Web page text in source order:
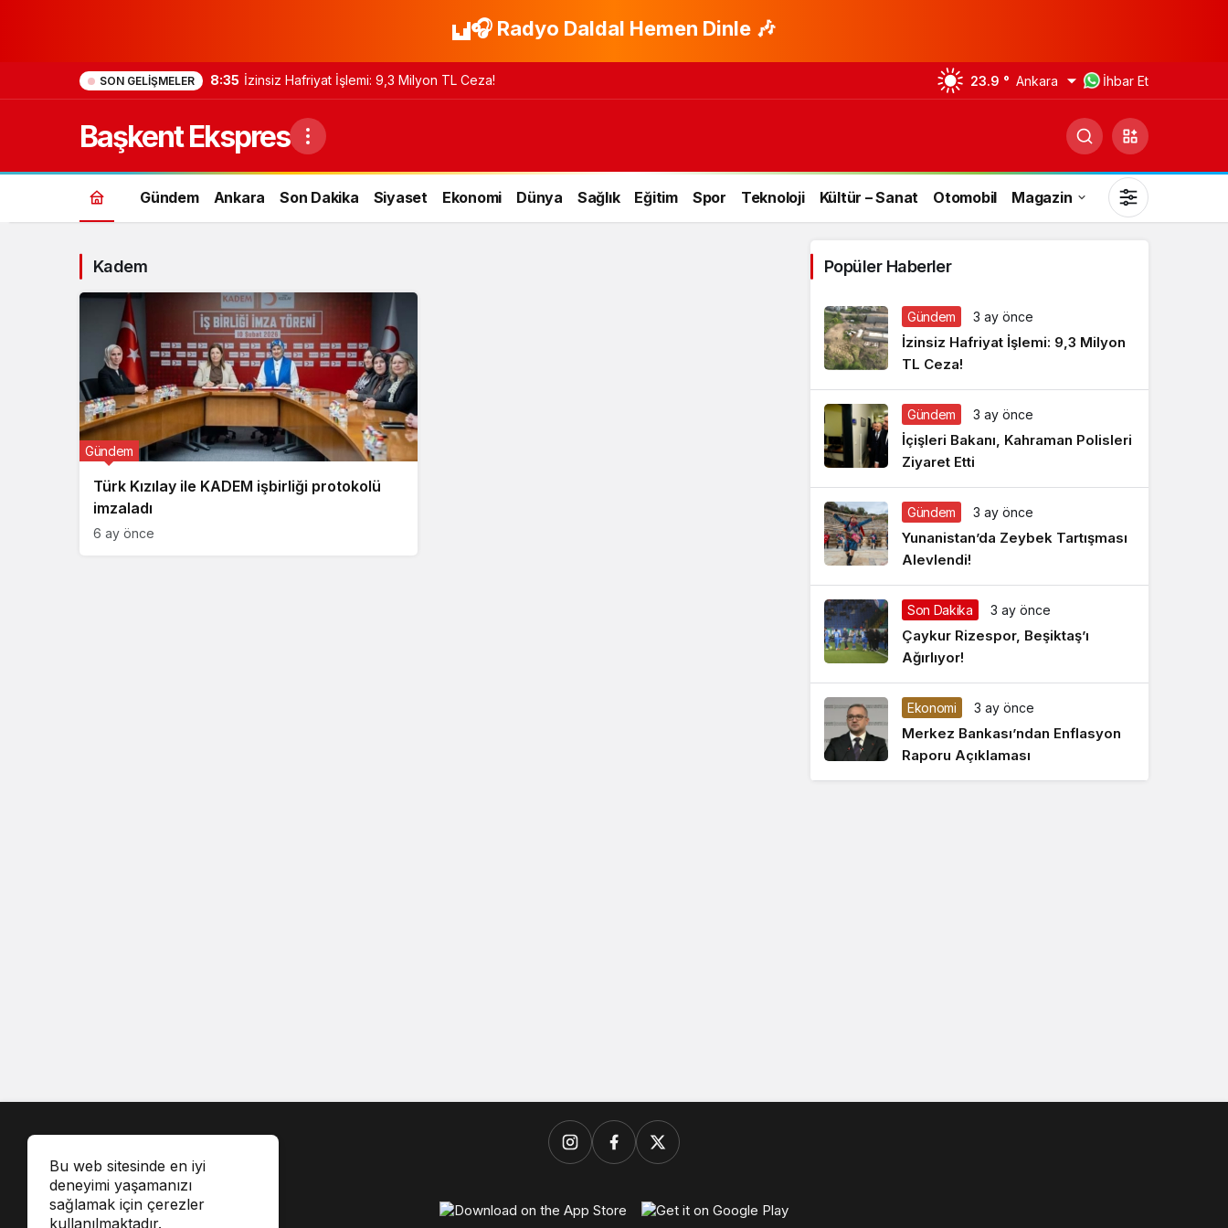
🎧 Radyo Daldal Hemen Dinle 🎶
SON GELIŞMELER 8:35 İzinsiz Hafriyat İşlemi: 9,3 Milyon TL Ceza! 23.9 ° Ankara İhbar Et
Başkent Ekspres
Gündem Ankara Son Dakika Siyaset Ekonomi Dünya Sağlık Eğitim Spor Teknoloji Kültür – Sanat Otomobil Magazin
Gündüz Modu
Gündüz modunu seçin.
Gece Modu
Gece modunu seçin.
Sistem Modu
Sistem modunu seçin.
Kadem
Türk Kızılay ile KADEM işbirliği protokolü
imzaladı
Gündem
6 ay önce
Popüler Haberler
Gündem 3 ay önce
İzinsiz Hafriyat İşlemi: 9,3 Milyon
TL Ceza!
Gündem 3 ay önce
İçişleri Bakanı, Kahraman Polisleri
Ziyaret Etti
Gündem 3 ay önce
Yunanistan’da Zeybek Tartışması
Alevlendi!
Son Dakika 3 ay önce
Çaykur Rizespor, Beşiktaş’ı
Ağırlıyor!
Ekonomi 3 ay önce
Merkez Bankası’ndan Enflasyon
Raporu Açıklaması
Bu web sitesinde en iyi
deneyimi yaşamanızı
sağlamak için çerezler
kullanılmaktadır.